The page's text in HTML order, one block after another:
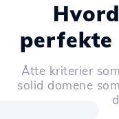
perfekte
Åtte kriterier
solid domene